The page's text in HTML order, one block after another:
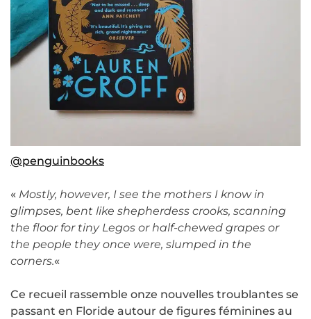
@penguinbooks
« Mostly, however, I see the mothers I know in
glimpses, bent like shepherdess crooks, scanning
the floor for tiny Legos or half-chewed grapes or
the people they once were, slumped in the
corners.«
Ce recueil rassemble onze nouvelles troublantes se
passant en Floride autour de figures féminines au